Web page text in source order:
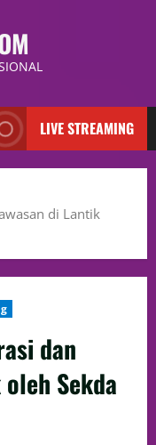
LIVE STREAMING
di Lantik
dan
Sekda